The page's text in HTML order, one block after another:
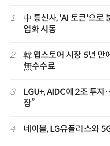
1
中 통신사, 'AI 토큰'으로
업화 시동
2
韓 앱스토어 시장 5년
無수수료
3
LGU+, AIDC에 2조 투
장”
4 네이블, LG유플러스와